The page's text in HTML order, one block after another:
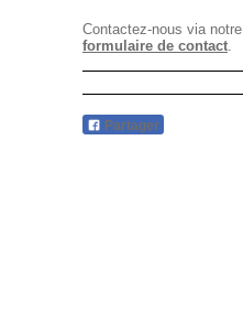
Contactez-nous via notre
formulaire de contact.
Partager